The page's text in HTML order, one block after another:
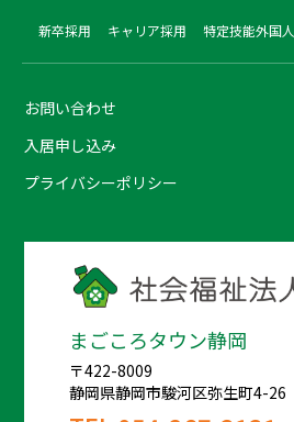
新卒採用 キャリア採用 特定技能外国人
お問い合わせ
入居申し込み
プライバシーポリシー
まごころタウン静岡
〒422-8009
静岡県静岡市駿河区弥生町4-26